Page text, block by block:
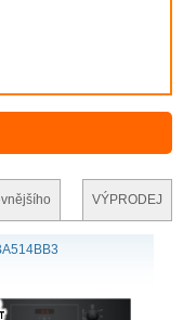
VÝPRODEJ